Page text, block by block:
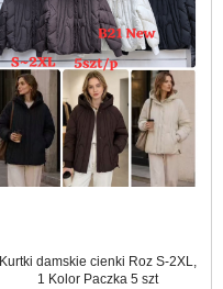
Kurtki damskie cienki Roz S-2XL,
1 Kolor Paczka 5 szt